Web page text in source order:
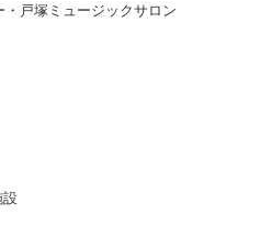
戸塚ミュージックサロン
設